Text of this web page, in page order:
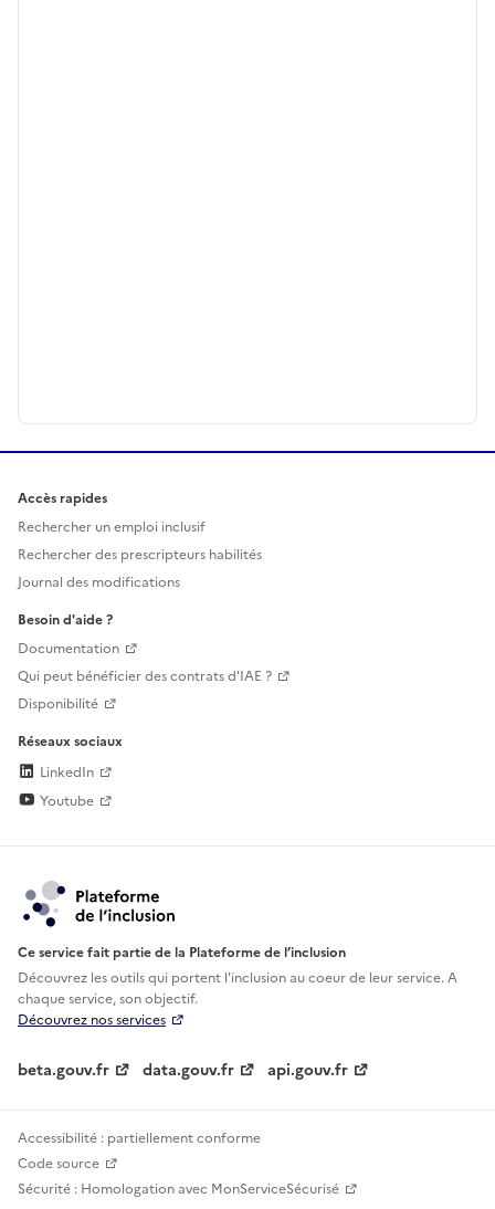
Accès rapides
Rechercher un emploi inclusif
Rechercher des prescripteurs habilités
Journal des modifications
Besoin d'aide ?
Documentation
Qui peut bénéficier des contrats d'IAE ?
Disponibilité
Réseaux sociaux
LinkedIn
Youtube
Ce service fait partie de la Plateforme de l’inclusion
Découvrez les outils qui portent l'inclusion aucoeur de leur service. A
chaque service, son objectif.
Découvrez nos services
beta.gouv.fr data.gouv.fr api.gouv.fr
Accessibilité : partiellement conforme
Code source
Sécurité : Homologation avec MonServiceSécurisé